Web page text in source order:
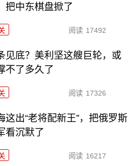
把中东棋盘掀了
阅读 17492
见底？美利坚这艘巨轮，或
不了多久了
阅读 17326
这出“老将配新王”，把俄罗斯
看沉默了
阅读 16217